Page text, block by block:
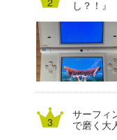
KOBU
KY
MIN
mitz
OYZ
し？！』
サーフィ
で磨く大